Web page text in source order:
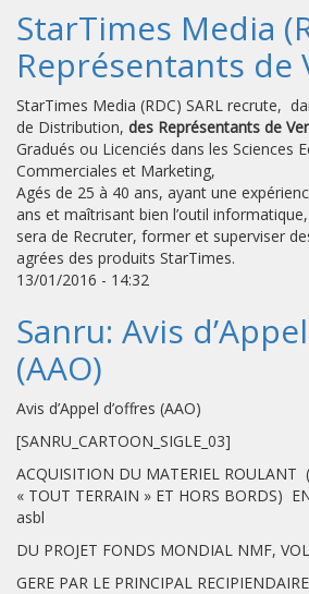
StarTimes Media
Représentants de
StarTimes Media (RDC) SARL recrute,
de Distribution, des Représentants de
Gradués ou Licenciés dans les Sciences
Commerciales et Marketing,
Agés de 25 à 40 ans, ayant une
ans et maîtrisant bien l’outil
sera de Recruter, former et superviser
agrées des produits StarTimes.
13/01/2016 - 14:32
Sanru: Avis
(AAO)
Avis d’Appel d’offres (AAO)
[SANRU_CARTOON_SIGLE_03]
ACQUISITION DU MATERIEL ROULANT
« TOUT TERRAIN » ET HORS BORDS)
asbl
DU PROJET FONDS MONDIAL NMF,
GERE PAR LE PRINCIPAL